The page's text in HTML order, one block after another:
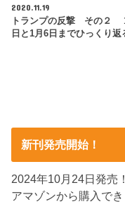
2020.11.19
トランプの反撃 その２
日と1月6日までひっくり返
新刊発売開始！
2024年10月24日発売！
アマゾンから購入でき